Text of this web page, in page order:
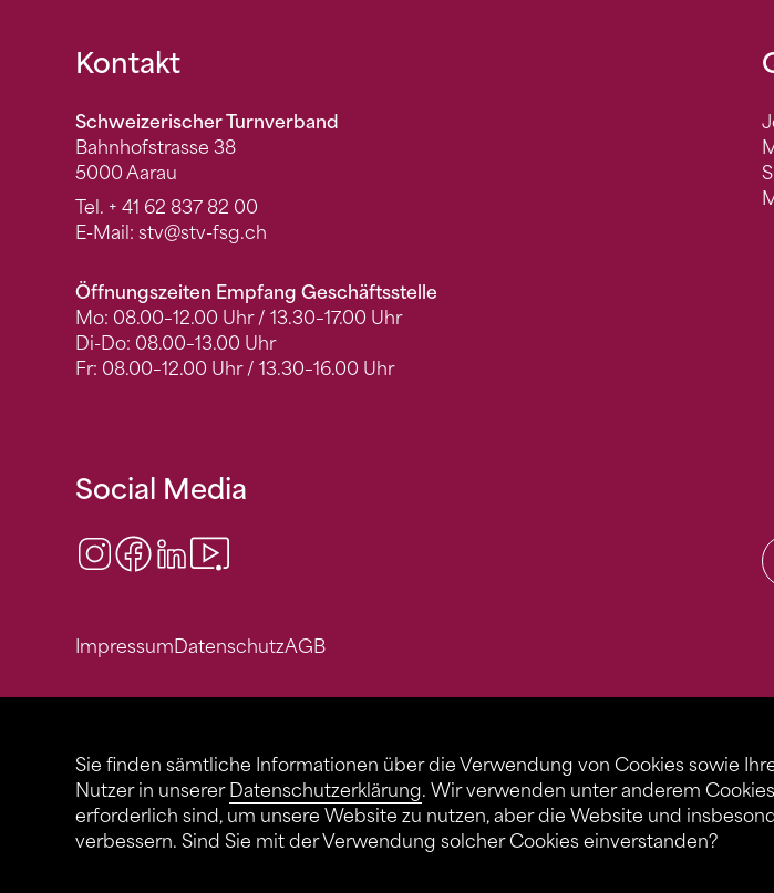
Sie finden sämtliche Informationen über die Verwendung von Cookies sowie
Nutzer in unserer Datenschutzerklärung. Wir verwenden unter anderem
erforderlich sind, um unsere Website zu nutzen, aber die Website und
verbessern. Sind Sie mit der Verwendung solcher Cookies einverstanden?
Fusszeile
Kontakt
Schweizerischer Turnverband
Bahnhofstrasse 38
5000 Aarau
Tel. + 41 62 837 82 00
E-Mail: stv@stv-fsg.ch
Öffnungszeiten Empfang Geschäftsstelle
Mo: 08.00–12.00 Uhr / 13.30–17.00 Uhr
Di-Do: 08.00–13.00 Uhr
Fr: 08.00–12.00 Uhr / 13.30–16.00 Uhr
Social Media
Instagram
Facebook
LinkedIn
ImpressumDatenschutzAGB